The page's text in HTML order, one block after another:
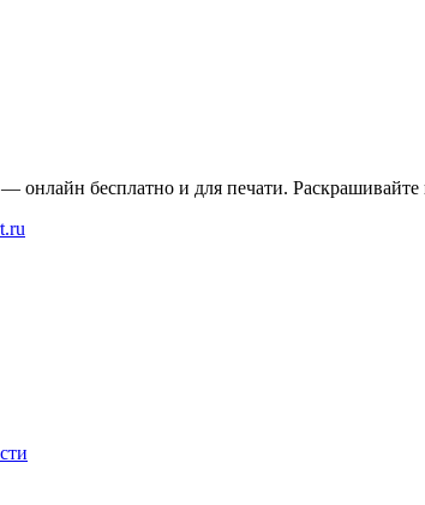
онлайн бесплатно и для печати.